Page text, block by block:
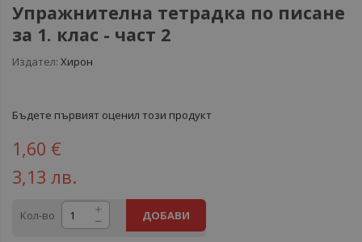
Упражнителна тетрадка по писане
за 1. клас - част 2
Издател: Хирон
Бъдете първият оценил този продукт
1,60 €
3,13 лв.
Кол-во ДОБАВИ